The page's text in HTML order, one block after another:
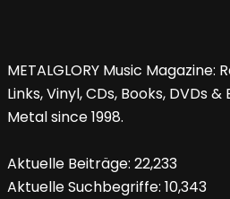
METALGLORY Music Magazine:
Links, Vinyl, CDs, Books, DVDs
Metal since 1998.
Aktuelle Beiträge: 22,233
Aktuelle Suchbegriffe: 10,343